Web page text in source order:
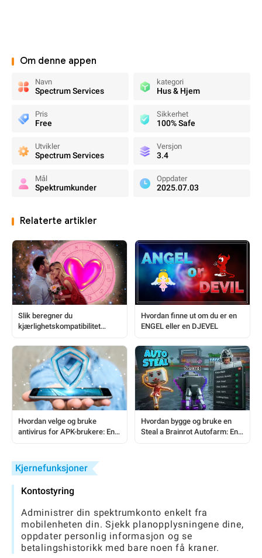
Om denne appen
Navn
Spectrum Services
kategori
Hus & Hjem
Pris
Free
Sikkerhet
100% Safe
Utvikler
Spectrum Services
Versjon
3.4
Mål
Spektrumkunder
Oppdater
2025.07.03
Relaterte artikler
Slik beregner du
kjærlighetskompatibilitet
forholdet ditt
Hvordan finne ut om du er en
ENGEL eller en DJEVEL
Hvordan velge og bruke
antivirus for APK-brukere: En
Hvordan bygge og bruke en
Steal a Brainrot Autofarm: En
Kjernefunksjoner
Kontostyring
Administrer din spektrumkonto enkelt fra
mobilenheten din. Sjekk planopplysningene dine,
oppdater personlig informasjon og se
betalingshistorikk med bare noen få kraner.